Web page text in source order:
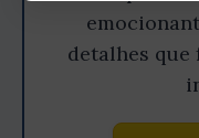
detalhes que